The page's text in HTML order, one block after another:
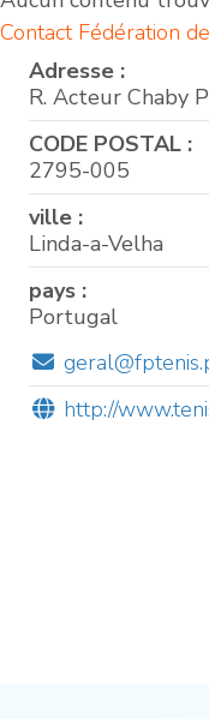
Contact Fédération
Adresse :
R. Acteur Chaby
CODE POSTAL :
2795-005
ville :
Linda-a-Velha
pays :
Portugal
http://